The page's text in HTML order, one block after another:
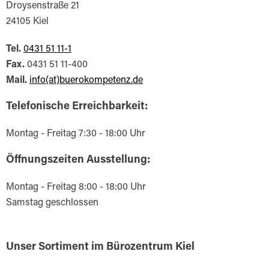
Droysenstraße 21
24105 Kiel
Tel. 0431 51 11-1
Fax. 0431 51 11-400
Mail. info(at)buerokompetenz.de
Telefonische Erreichbarkeit:
Montag - Freitag 7:30 - 18:00 Uhr
Öffnungszeiten Ausstellung:
Montag - Freitag 8:00 - 18:00 Uhr
Samstag geschlossen
Unser Sortiment im Bürozentrum Kiel